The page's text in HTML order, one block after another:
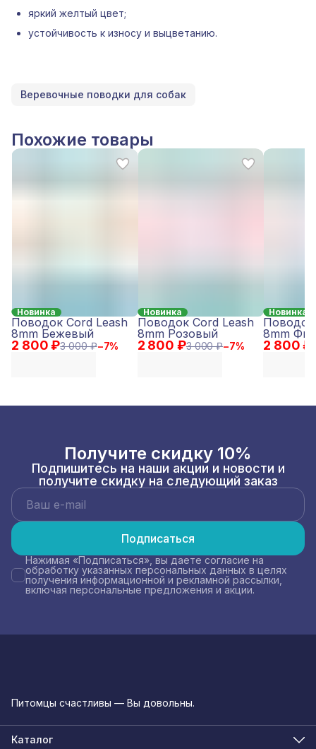
яркий желтый цвет;
устойчивость к износу и выцветанию.
Веревочные поводки для собак
Похожие товары
Новинка
2 800 ₽3 000 ₽−7%
Поводок Cord Leash
8mm Бежевый
Новинка
2 800 ₽3 000 ₽−7%
Поводок Cord Leash
8mm Розовый
Новинка
2 800 ₽
Поводок
8mm
Получите скидку 10%
Подпишитесь на наши акции и новости и
получите скидку на следующий заказ
Подписаться
Нажимая «Подписаться», вы даете согласие на
обработку указанных персональных данных в целях
получения информационной и рекламной рассылки,
включая персональные предложения и акции.
Питомцы счастливы — Вы довольны.
Каталог